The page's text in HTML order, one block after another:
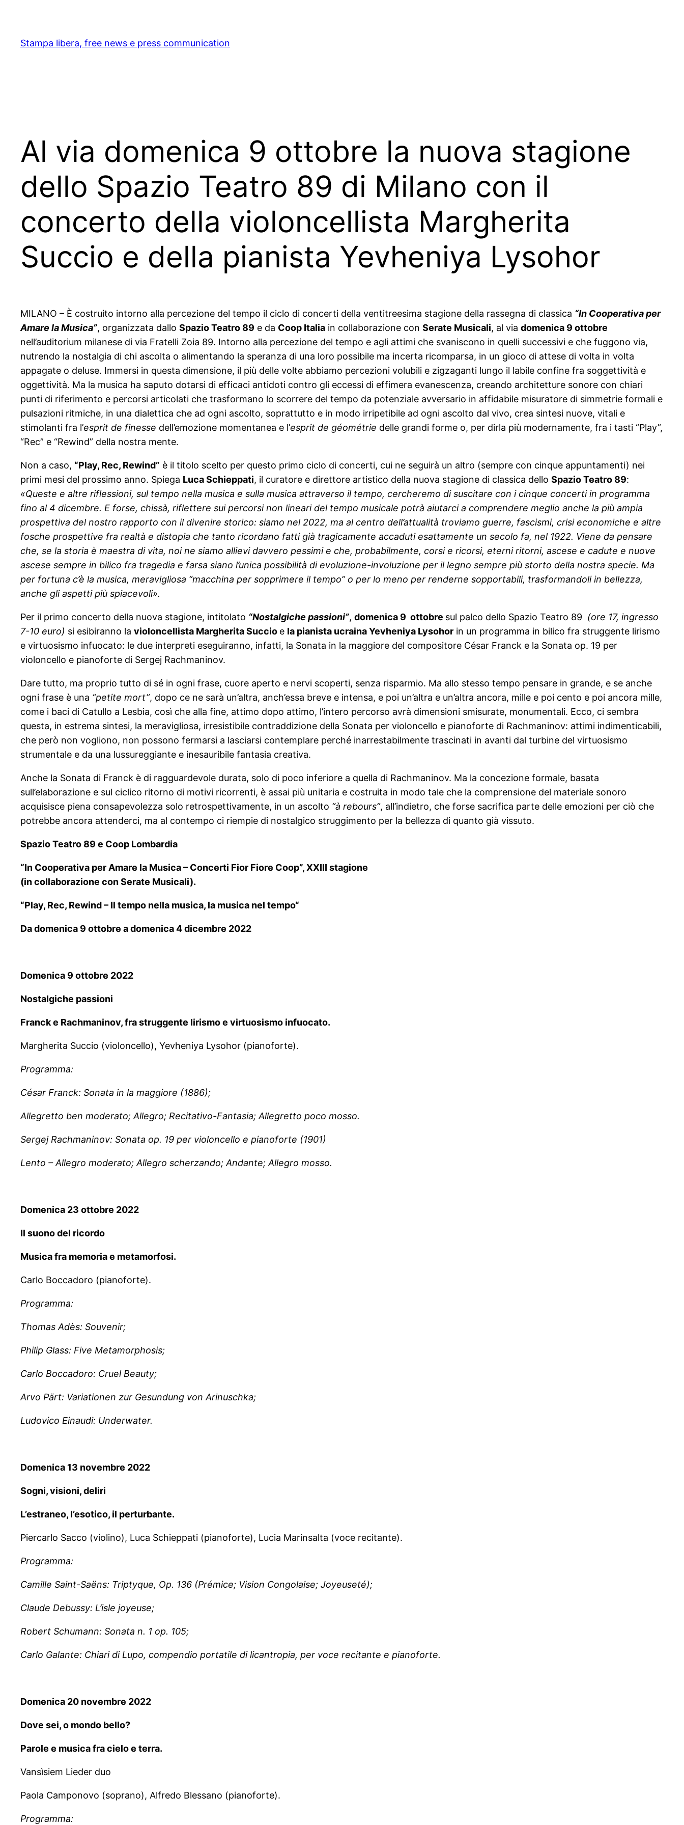
content
Stampa libera, free news e press communication
Al via domenica 9 ottobre la nuova stagione
dello Spazio Teatro 89 di Milano con il
concerto della violoncellista Margherita
Succio e della pianista Yevheniya Lysohor
MILANO – È costruito intorno alla percezione del tempo il ciclo di concerti della ventitreesima stagione della rassegna di classica “In Cooperativa per
Amare la Musica”, organizzata dallo Spazio Teatro 89 e da Coop Italia in collaborazione con Serate Musicali, al via domenica 9 ottobre
nell’auditorium milanese di via Fratelli Zoia 89. Intorno alla percezione del tempo e agli attimi che svaniscono in quelli successivi e che fuggono via,
nutrendo la nostalgia di chi ascolta o alimentando la speranza di una loro possibile ma incerta ricomparsa, in un gioco di attese di volta in volta
appagate o deluse. Immersi in questa dimensione, il più delle volte abbiamo percezioni volubili e zigzaganti lungo il labile confine fra soggettività e
oggettività. Ma la musica ha saputo dotarsi di efficaci antidoti contro gli eccessi di effimera evanescenza, creando architetture sonore con chiari
punti di riferimento e percorsi articolati che trasformano lo scorrere del tempo da potenziale avversario in affidabile misuratore di simmetrie formali e
pulsazioni ritmiche, in una dialettica che ad ogni ascolto, soprattutto e in modo irripetibile ad ogni ascolto dal vivo, crea sintesi nuove, vitali e
stimolanti fra l’esprit de finesse dell’emozione momentanea e l’esprit de géométrie delle grandi forme o, per dirla più modernamente, fra i tasti “Play”,
“Rec” e “Rewind” della nostra mente.
Non a caso, “Play, Rec, Rewind” è il titolo scelto per questo primo ciclo di concerti, cui ne seguirà un altro (sempre con cinque appuntamenti) nei
primi mesi del prossimo anno. Spiega Luca Schieppati, il curatore e direttore artistico della nuova stagione di classica dello Spazio Teatro 89:
«Queste e altre riflessioni, sul tempo nella musica e sulla musica attraverso il tempo, cercheremo di suscitare con i cinque concerti in programma
fino al 4 dicembre. E forse, chissà, riflettere sui percorsi non lineari del tempo musicale potrà aiutarci a comprendere meglio anche la più ampia
prospettiva del nostro rapporto con il divenire storico: siamo nel 2022, ma al centro dell’attualità troviamo guerre, fascismi, crisi economiche e altre
fosche prospettive fra realtà e distopia che tanto ricordano fatti già tragicamente accaduti esattamente un secolo fa, nel 1922. Viene da pensare
che, se la storia è maestra di vita, noi ne siamo allievi davvero pessimi e che, probabilmente, corsi e ricorsi, eterni ritorni, ascese e cadute e nuove
ascese sempre in bilico fra tragedia e farsa siano l’unica possibilità di evoluzione-involuzione per il legno sempre più storto della nostra specie. Ma
per fortuna c’è la musica, meravigliosa “macchina per sopprimere il tempo” o per lo meno per renderne sopportabili, trasformandoli in bellezza,
anche gli aspetti più spiacevoli».
Per il primo concerto della nuova stagione, intitolato “Nostalgiche passioni”, domenica 9 ottobre sul palco dello Spazio Teatro 89 (ore 17, ingresso
7-10 euro) si esibiranno la violoncellista Margherita Succio e la pianista ucraina Yevheniya Lysohor in un programma in bilico fra struggente lirismo
e virtuosismo infuocato: le due interpreti eseguiranno, infatti, la Sonata in la maggiore del compositore César Franck e la Sonata op. 19 per
violoncello e pianoforte di Sergej Rachmaninov.
Dare tutto, ma proprio tutto di sé in ogni frase, cuore aperto e nervi scoperti, senza risparmio. Ma allo stesso tempo pensare in grande, e se anche
ogni frase è una “petite mort”, dopo ce ne sarà un’altra, anch’essa breve e intensa, e poi un’altra e un’altra ancora, mille e poi cento e poi ancora mille,
come i baci di Catullo a Lesbia, così che alla fine, attimo dopo attimo, l’intero percorso avrà dimensioni smisurate, monumentali. Ecco, ci sembra
questa, in estrema sintesi, la meravigliosa, irresistibile contraddizione della Sonata per violoncello e pianoforte di Rachmaninov: attimi indimenticabili,
che però non vogliono, non possono fermarsi a lasciarsi contemplare perché inarrestabilmente trascinati in avanti dal turbine del virtuosismo
strumentale e da una lussureggiante e inesauribile fantasia creativa.
Anche la Sonata di Franck è di ragguardevole durata, solo di poco inferiore a quella di Rachmaninov. Ma la concezione formale, basata
sull’elaborazione e sul ciclico ritorno di motivi ricorrenti, è assai più unitaria e costruita in modo tale che la comprensione del materiale sonoro
acquisisce piena consapevolezza solo retrospettivamente, in un ascolto “à rebours”, all’indietro, che forse sacrifica parte delle emozioni per ciò che
potrebbe ancora attenderci, ma al contempo ci riempie di nostalgico struggimento per la bellezza di quanto già vissuto.
Spazio Teatro 89 e Coop Lombardia
“In Cooperativa per Amare la Musica – Concerti Fior Fiore Coop”, XXIII stagione
(in collaborazione con Serate Musicali).
“Play, Rec, Rewind – Il tempo nella musica, la musica nel tempo“
Da domenica 9 ottobre a domenica 4 dicembre 2022
Domenica 9 ottobre 2022
Nostalgiche passioni
Franck e Rachmaninov, fra struggente lirismo e virtuosismo infuocato.
Margherita Succio (violoncello), Yevheniya Lysohor (pianoforte).
Programma:
César Franck: Sonata in la maggiore (1886);
Allegretto ben moderato; Allegro; Recitativo-Fantasia; Allegretto poco mosso.
Sergej Rachmaninov: Sonata op. 19 per violoncello e pianoforte (1901)
Lento – Allegro moderato; Allegro scherzando; Andante; Allegro mosso.
Domenica 23 ottobre 2022
Il suono del ricordo
Musica fra memoria e metamorfosi.
Carlo Boccadoro (pianoforte).
Programma:
Thomas Adès: Souvenir;
Philip Glass: Five Metamorphosis;
Carlo Boccadoro: Cruel Beauty;
Arvo Pärt: Variationen zur Gesundung von Arinuschka;
Ludovico Einaudi: Underwater.
Domenica 13 novembre 2022
Sogni, visioni, deliri
L’estraneo, l’esotico, il perturbante.
Piercarlo Sacco (violino), Luca Schieppati (pianoforte), Lucia Marinsalta (voce recitante).
Programma:
Camille Saint-Saëns: Triptyque, Op. 136 (Prémice; Vision Congolaise; Joyeuseté);
Claude Debussy: L’isle joyeuse;
Robert Schumann: Sonata n. 1 op. 105;
Carlo Galante: Chiari di Lupo, compendio portatile di licantropia, per voce recitante e pianoforte.
Domenica 20 novembre 2022
Dove sei, o mondo bello?
Parole e musica fra cielo e terra.
Vansìsiem Lieder duo
Paola Camponovo (soprano), Alfredo Blessano (pianoforte).
Programma: